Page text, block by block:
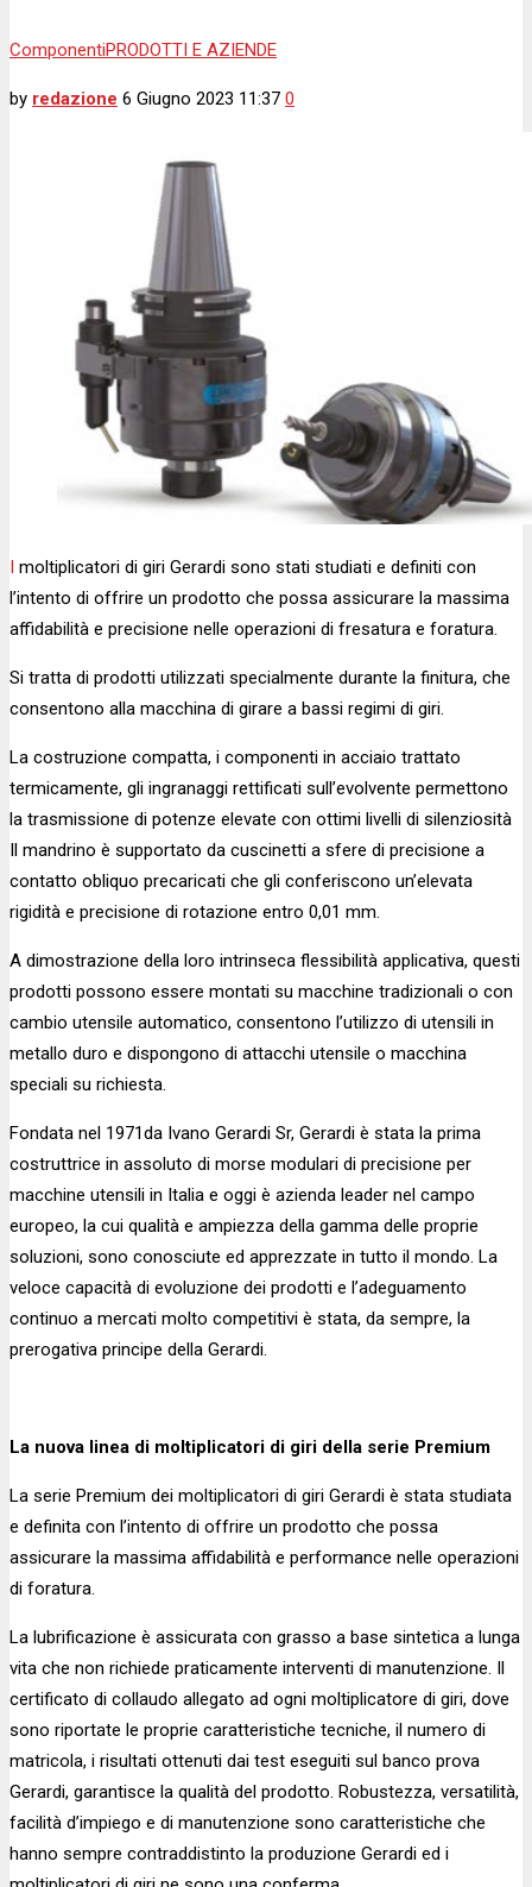
ComponentiPRODOTTI E AZIENDE
by redazione 6 Giugno 2023 11:37 0
I moltiplicatori di giri Gerardi sono stati studiati e definiti con
l’intento di offrire un prodotto che possa assicurare la massima
affidabilità e precisione nelle operazioni di fresatura e foratura.
Si tratta di prodotti utilizzati specialmente durante la finitura, che
consentono alla macchina di girare a bassi regimi di giri.
La costruzione compatta, i componenti in acciaio trattato
termicamente, gli ingranaggi rettificati sull’evolvente permettono
la trasmissione di potenze elevate con ottimi livelli di silenziosità
Il mandrino è supportato da cuscinetti a sfere di precisione a
contatto obliquo precaricati che gli conferiscono un’elevata
rigidità e precisione di rotazione entro 0,01 mm.
A dimostrazione della loro intrinseca flessibilità applicativa, questi
prodotti possono essere montati su macchine tradizionali o con
cambio utensile automatico, consentono l’utilizzo di utensili in
metallo duro e dispongono di attacchi utensile o macchina
speciali su richiesta.
Fondata nel 1971da Ivano Gerardi Sr, Gerardi è stata la prima
costruttrice in assoluto di morse modulari di precisione per
macchine utensili in Italia e oggi è azienda leader nel campo
europeo, la cui qualità e ampiezza della gamma delle proprie
soluzioni, sono conosciute ed apprezzate in tutto il mondo. La
veloce capacità di evoluzione dei prodotti e l’adeguamento
continuo a mercati molto competitivi è stata, da sempre, la
prerogativa principe della Gerardi.
La nuova linea di moltiplicatori di giri della serie Premium
La serie Premium dei moltiplicatori di giri Gerardi è stata studiata
e definita con l’intento di offrire un prodotto che possa
assicurare la massima affidabilità e performance nelle operazioni
di foratura.
La lubrificazione è assicurata con grasso a base sintetica a lunga
vita che non richiede praticamente interventi di manutenzione. Il
certificato di collaudo allegato ad ogni moltiplicatore di giri, dove
sono riportate le proprie caratteristiche tecniche, il numero di
matricola, i risultati ottenuti dai test eseguiti sul banco prova
Gerardi, garantisce la qualità del prodotto. Robustezza, versatilità,
facilità d’impiego e di manutenzione sono caratteristiche che
hanno sempre contraddistinto la produzione Gerardi ed i